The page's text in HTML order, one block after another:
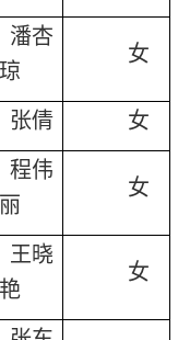
潘杏
琼
女
张倩 女
程伟
丽
女
王晓
艳
女